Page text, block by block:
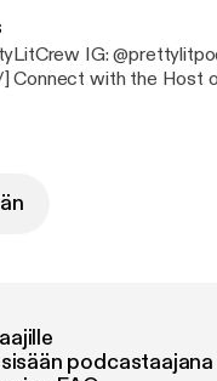
-
] Brittany Shontel -
podcastaajana